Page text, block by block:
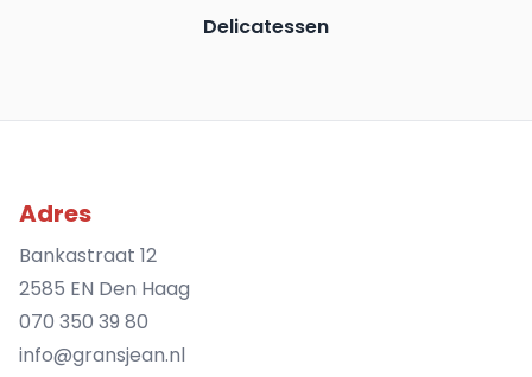
Delicatessen
Adres
Bankastraat 12
2585 EN Den Haag
070 350 39 80
info@gransjean.nl